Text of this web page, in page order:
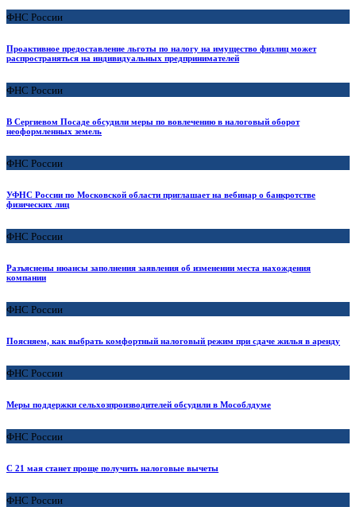
ФНС России
Проактивное предоставление льготы по налогу на имущество физлиц может
распространяться на индивидуальных предпринимателей
ФНС России
В Сергиевом Посаде обсудили меры по вовлечению в налоговый оборот
неоформленных земель
ФНС России
УФНС России по Московской области приглашает на вебинар о банкротстве
физических лиц
ФНС России
Разъяснены нюансы заполнения заявления об изменении места нахождения
компании
ФНС России
Поясняем, как выбрать комфортный налоговый режим при сдаче жилья в аренду
ФНС России
Меры поддержки сельхозпроизводителей обсудили в Мособлдуме
ФНС России
С 21 мая станет проще получить налоговые вычеты
ФНС России